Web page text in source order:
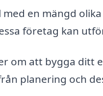
en mängd
företag kan
om att bygga ditt
planering och